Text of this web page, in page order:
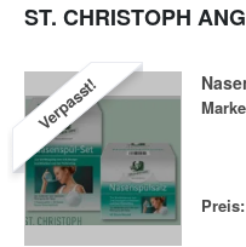
ST. CHRISTOPH
Verpasst!
Preis: